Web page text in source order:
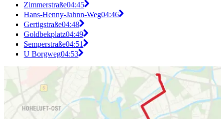
Zimmerstraße04:45
Hans-Henny-Jahnn-Weg04:46
Gertigstraße04:48
Goldbekplatz04:49
Semperstraße04:51
U Borgweg04:53